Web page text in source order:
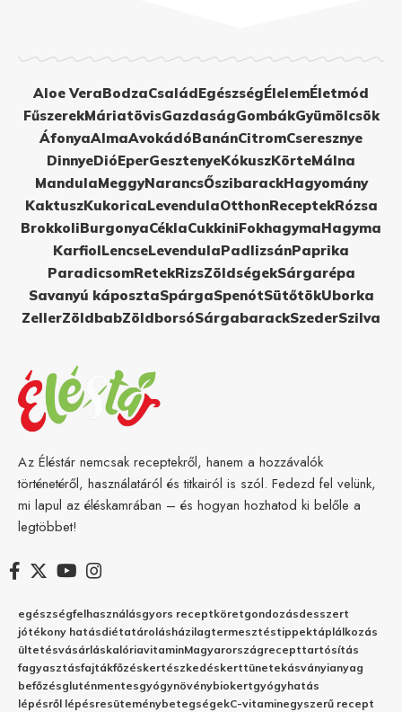
Aloe VeraBodzaCsaládEgészségÉlelemÉletmód
FűszerekMáriatövisGazdaságGombákGyümölcsök
ÁfonyaAlmaAvokádóBanánCitromCseresznye
DinnyeDióEperGesztenyeKókuszKörteMálna
MandulaMeggyNarancsŐszibarackHagyomány
KaktuszKukoricaLevendulaOtthonReceptekRózsa
BrokkoliBurgonyaCéklaCukkiniFokhagymaHagyma
KarfiolLencseLevendulaPadlizsánPaprika
ParadicsomRetekRizsZöldségekSárgarépa
Savanyú káposztaSpárgaSpenótSütőtökUborka
ZellerZöldbabZöldborsóSárgabarackSzederSzilva
Az Éléstár nemcsak receptekről, hanem a hozzávalók
történetéről, használatáról és titkairól is szól. Fedezd fel velünk,
mi lapul az éléskamrában – és hogyan hozhatod ki belőle a
legtöbbet!
egészségfelhasználásgyors receptköretgondozásdesszert
jótékony hatásdiétatárolásházilagtermesztéstippektáplálkozás
ültetésvásárláskalóriavitaminMagyarországrecepttartósítás
fagyasztásfajtákfőzéskertészkedéskerttünetekásványianyag
befőzésgluténmentesgyógynövénybiokertgyógyhatás
lépésről lépésresüteménybetegségekC-vitaminegyszerű recept